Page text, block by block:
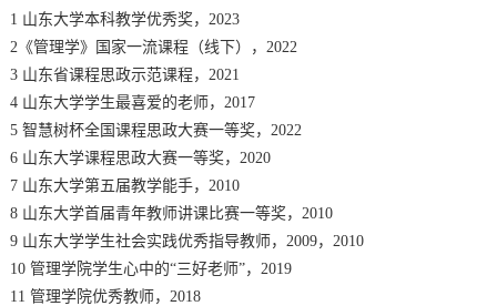
1 山东大学本科教学优秀奖，2023
2《管理学》国家一流课程（线下），2022
3 山东省课程思政示范课程，2021
4 山东大学学生最喜爱的老师，2017
5 智慧树杯全国课程思政大赛一等奖，2022
6 山东大学课程思政大赛一等奖，2020
7 山东大学第五届教学能手，2010
8 山东大学首届青年教师讲课比赛一等奖，2010
9 山东大学学生社会实践优秀指导教师，2009，2010
10 管理学院学生心中的“三好老师”，2019
11 管理学院优秀教师，2018